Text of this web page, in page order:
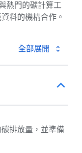
熱門的碳計算工
料的機構合作。
全部展開
排放量，並準備